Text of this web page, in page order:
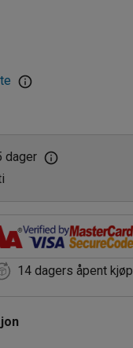
dager
14 dagers åpent kjøp